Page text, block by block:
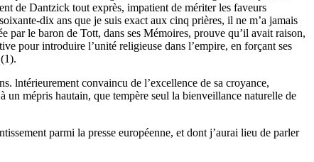
de Dantzick tout exprès, impatient de mériter les faveurs
dix ans que je suis exact aux cinq prières, il ne m’a jamais
le baron de Tott, dans ses Mémoires, prouve qu’il avait raison,
pour introduire l’unité religieuse dans l’empire, en forçant ses
lntérieurement convaincu de l’excellence de sa croyance,
un mépris hautain, que tempère seul la bienveillance naturelle de
parmi la presse européenne, et dont j’aurai lieu de parler